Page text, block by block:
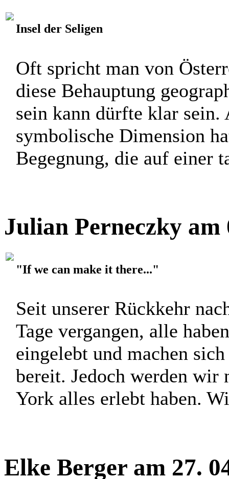
Insel der Seligen
Oft spricht man von
diese Behauptung
sein kann dürfte klar
symbolische Dimension
Begegnung, die auf einer
Julian Perneczky am
"If we can make it there..."
Seit unserer Rückkehr
Tage vergangen, alle
eingelebt und machen
bereit. Jedoch werden wir
York alles erlebt haben.
Elke Berger am 27.